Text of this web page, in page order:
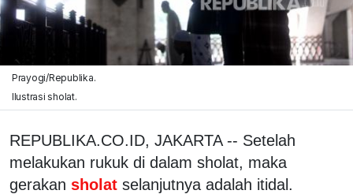
Prayogi/Republika.
Ilustrasi sholat.
REPUBLIKA.CO.ID, JAKARTA -- Setelah
melakukan rukuk di dalam sholat, maka
gerakan sholat selanjutnya adalah itidal.